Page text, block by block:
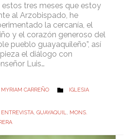
estos tres meses que estoy
al Arzobispado, he
la cercanía, el
y el corazón generoso del
pueblo guayaquileño”, así
el diálogo con
Luis…
MYRIAM CARREÑO  CATEGORY
IGLESIA
CATEGORY
ENTREVISTA, GUAYAQUIL, MONS.